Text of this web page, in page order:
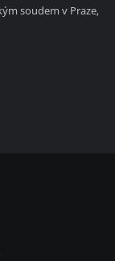
soudem v Praze,